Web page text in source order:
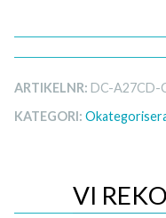
ARTIKELNR: DC-A27CD-
KATEGORI:
VI